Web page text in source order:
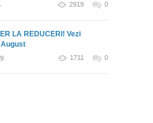
2919 0
LA REDUCERI! Vezi
1711 0